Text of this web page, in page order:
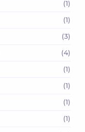
(1)
(1)
(3)
(4)
(1)
(1)
(1)
(1)